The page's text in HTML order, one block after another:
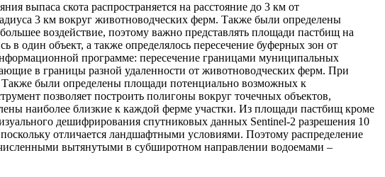
выпаса скота распространяется на расстояние до 3 км от
3 км вокруг животноводческих ферм. Также были определены
воздействие, поэтому важно представлять площади пастбищ на
один объект, а также определялось пересечение буферных зон от
программе: пересечение границами муниципальных
в границы разной удаленности от животноводческих ферм. При
были определены площади потенциально возможных к
позволяет построить полигоны вокруг точечных объектов,
наиболее близкие к каждой ферме участки. Из площади пастбищ кроме
дешифрирования спутниковых данных Sentinel-2 разрешения 10
отличается ландшафтными условиями. Поэтому распределение
вытянутыми в субширотном направлении водоемами –